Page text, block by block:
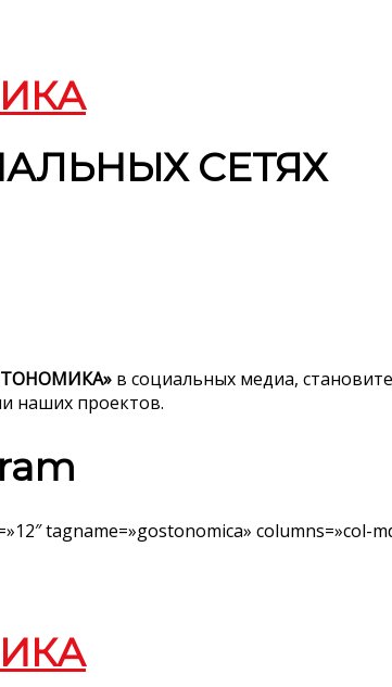
СЕТЯХ
в социальных медиа,
наших проектов.
tagname=»gostonomica» columns=»col-